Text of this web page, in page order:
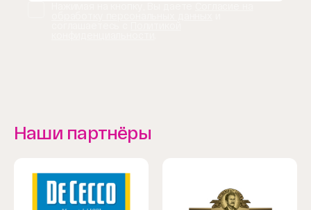
Наши партнёры